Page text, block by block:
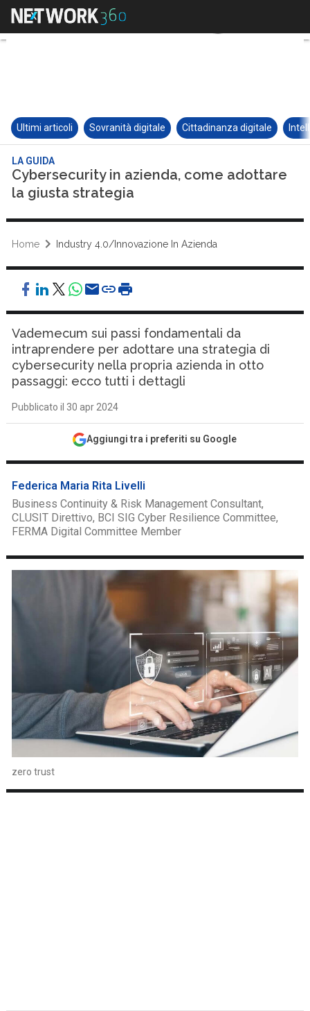
Ultimi articoli Sovranità digitale Cittadinanza digitale
LA GUIDA
Cybersecurity in azienda, come adottare
la giusta strategia
Home Industry 4.0/Innovazione In Azienda
Vademecum sui passi fondamentali da
intraprendere per adottare una strategia di
cybersecurity nella propria azienda in otto
passaggi: ecco tutti i dettagli
Pubblicato il 30 apr 2024
Aggiungi tra i preferiti su Google
Federica Maria Rita Livelli
Business Continuity & Risk Management Consultant,
CLUSIT Direttivo, BCI SIG Cyber Resilience Committee,
FERMA Digital Committee Member
zero trust